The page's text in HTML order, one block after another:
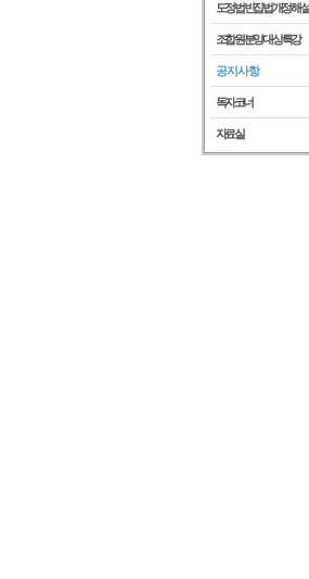
도정법 빈집법 개정 해설
조합원 분양 대상 특강
공지사항
독자코너
자료실